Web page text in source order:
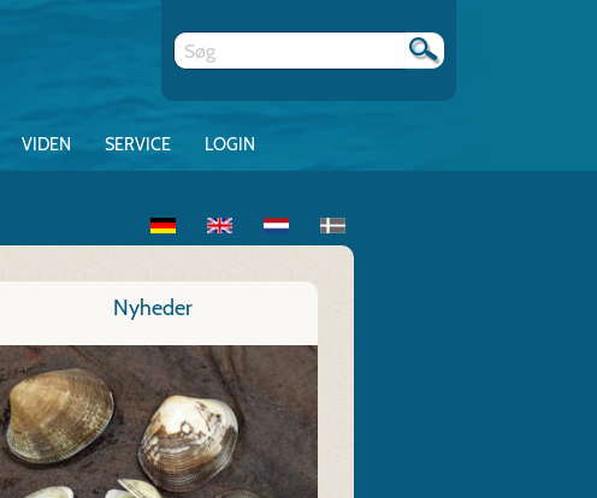
VIDEN SERVICE LOGIN
Nyheder